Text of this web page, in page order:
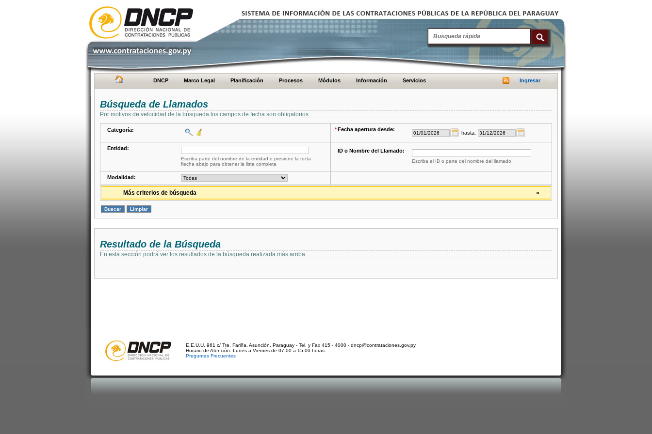
DNCP Marco Legal Planificación Procesos Módulos Información Servicios Ingresar
Búsqueda de Llamados
Por motivos de velocidad de la búsqueda los campos de fecha son obligatorios
Categoría: *Fecha apertura desde:
hasta:
Entidad:
Escriba parte del nombre de la entidad o presione la tecla
flecha abajo para obtener la lista completa
ID o Nombre del Llamado:
Escriba el ID o parte del nombre del llamado
Modalidad:
»
Más criterios de búsqueda
Resultado de la Búsqueda
En esta sección podrá ver los resultados de la búsqueda realizada más arriba
E.E.U.U. 961 c/ Tte. Fariña. Asunción, Paraguay - Tel. y Fax 415 - 4000 - dncp@contrataciones.gov.py
Horario de Atención: Lunes a Viernes de 07:00 a 15:00 horas
Preguntas Frecuentes